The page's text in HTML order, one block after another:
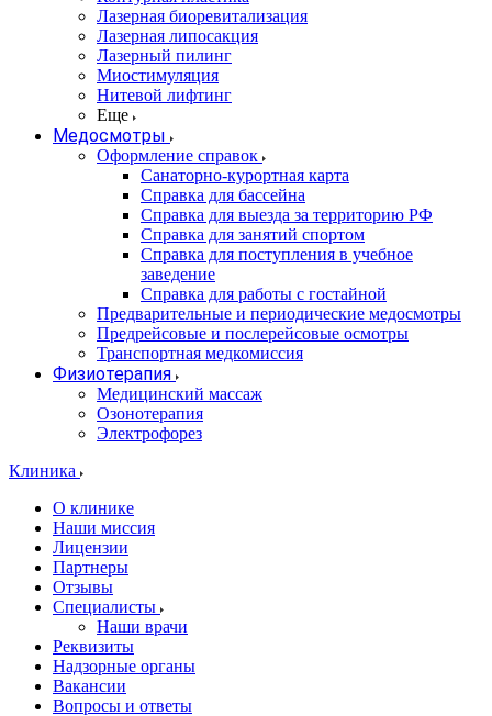
Лазерная биоревитализация
Лазерная липосакция
Лазерный пилинг
Миостимуляция
Нитевой лифтинг
Еще
Медосмотры
Оформление справок
Санаторно-курортная карта
Справка для бассейна
Справка для выезда за территорию РФ
Справка для занятий спортом
Справка для поступления в учебное
заведение
Справка для работы с гостайной
Предварительные и периодические медосмотры
Предрейсовые и послерейсовые осмотры
Транспортная медкомиссия
Физиотерапия
Медицинский массаж
Озонотерапия
Электрофорез
Клиника
О клинике
Наши миссия
Лицензии
Партнеры
Отзывы
Специалисты
Наши врачи
Реквизиты
Надзорные органы
Вакансии
Вопросы и ответы